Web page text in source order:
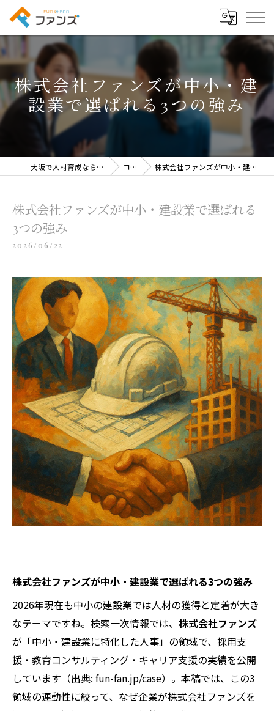
株式会社ファンズが中小・建
設業で選ばれる3つの強み
大阪で人材育成なら株式会社ファンズ コラム 株式会社ファンズが中小・建設業で選ばれる3つの強み
株式会社ファンズが中小・建設業で選ばれる
3つの強み
2026/06/22
株式会社ファンズが中小・建設業で選ばれる3つの強み
2026年現在も中小の建設業では人材の獲得と定着が大き
なテーマですね。検索一次情報では、 株式会社ファンズ
が「中小・建設業に特化した人事」の領域で、採用支
援・教育コンサルティング・キャリア支援の実績を公開
しています（出典: fun-fan.jp/case）。本稿では、この3
領域の連動性に絞って、なぜ企業が株式会社ファンズを